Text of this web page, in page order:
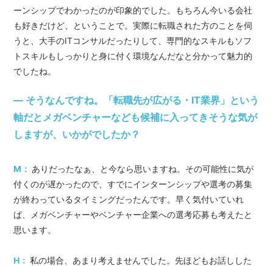
ーンシップでわかったのが印象的でした。もちろん今いる会社
も好きだけど、ということで。実際に転職された方のことを伺
うと、大手のITコンサルだったりして、専門的なスキルもソフ
トスキルもしっかりと身に付く環境なんだなと分かって魅力的
でしたね。
― そうなんですね。「転職先が広がる・IT業界」という
軸だとメガベンチャーなども候補に入ってきそうな気が
しますが、いかがでしたか？
M： ありだったなぁ、と今なら思いますね。その可能性に気が
付くのが遅かったので、すでにインターンシップや選考の募集
が終わっているタイミングだったんです。早く気付いていれ
ば、メガベンチャーやベンチャー企業への選考応募も考えたと
思います。
H：私の場合、あまり考えませんでした。先ほどもお話しした